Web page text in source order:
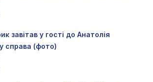
завітав у гості до Анатолія
справа (фото)